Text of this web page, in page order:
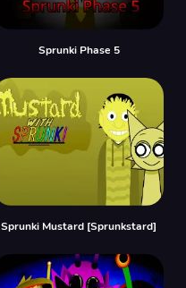
Sprunki Phase 5
Sprunki Mustard [Sprunkstard]